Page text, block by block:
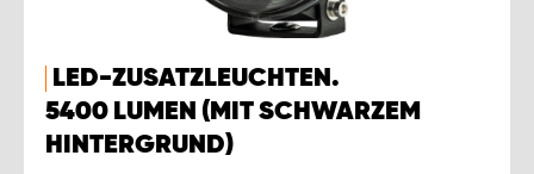
LED-ZUSATZLEUCHTEN.
5400 LUMEN (MIT SCHWARZEM
HINTERGRUND)